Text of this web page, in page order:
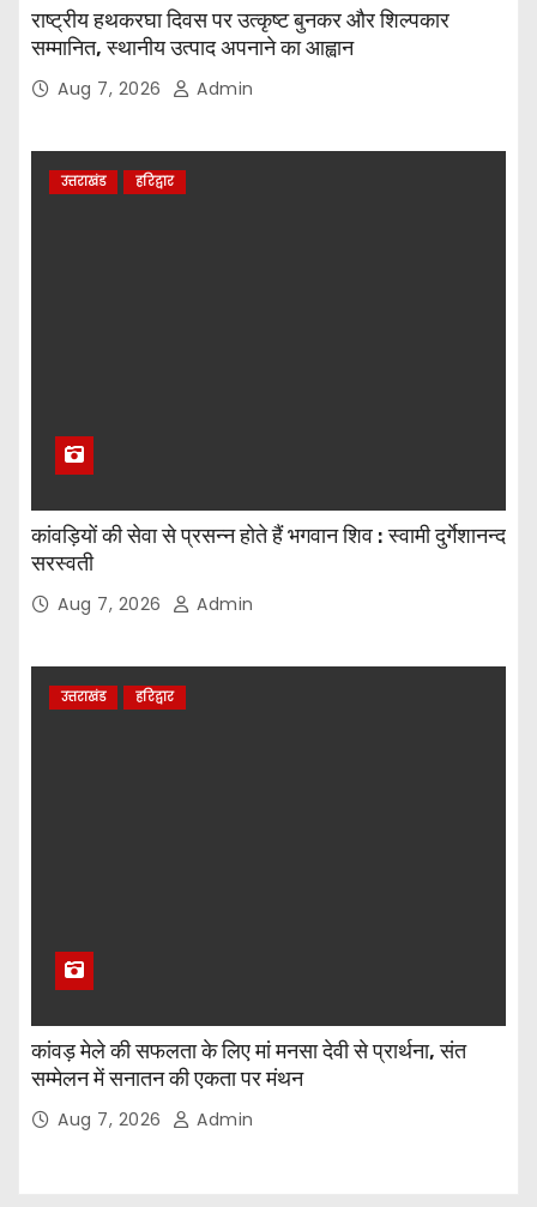
राष्ट्रीय हथकरघा दिवस पर उत्कृष्ट बुनकर और शिल्पकार
सम्मानित, स्थानीय उत्पाद अपनाने का आह्वान
Aug 7, 2026 Admin
उत्तराखंड हरिद्वार
कांवड़ियों की सेवा से प्रसन्न होते हैं भगवान शिव : स्वामी दुर्गेशानन्द
सरस्वती
Aug 7, 2026 Admin
उत्तराखंड हरिद्वार
कांवड़ मेले की सफलता के लिए मां मनसा देवी से प्रार्थना, संत
सम्मेलन में सनातन की एकता पर मंथन
Aug 7, 2026 Admin